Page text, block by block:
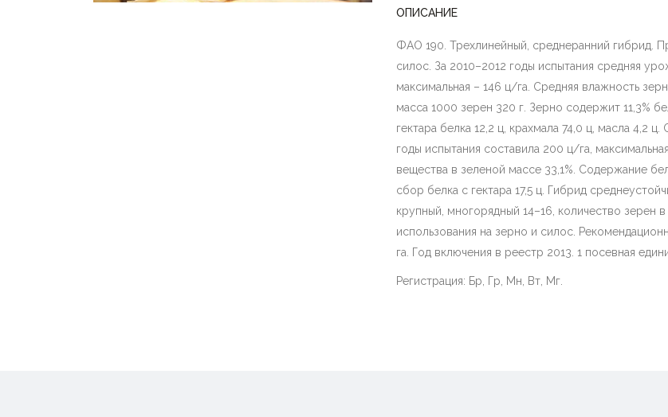
ОПИСАНИЕ
ФАО 190. Трехлинейный, среднеранний гибрид.
силос. За 2010–2012 годы испытания средняя
максимальная – 146 ц/га. Средняя влажность
масса 1000 зерен 320 г. Зерно содержит 11,3%
гектара белка 12,2 ц, крахмала 74,0 ц, масла 4,2
годы испытания составила 200 ц/га,
вещества в зеленой массе 33,1%. Содержание
сбор белка с гектара 17,5 ц. Гибрид
крупный, многорядный 14–16, количество зерен
использования на зерно и силос.
га. Год включения в реестр 2013. 1 посевная
Регистрация: Бр, Гр, Мн, Вт, Мг.